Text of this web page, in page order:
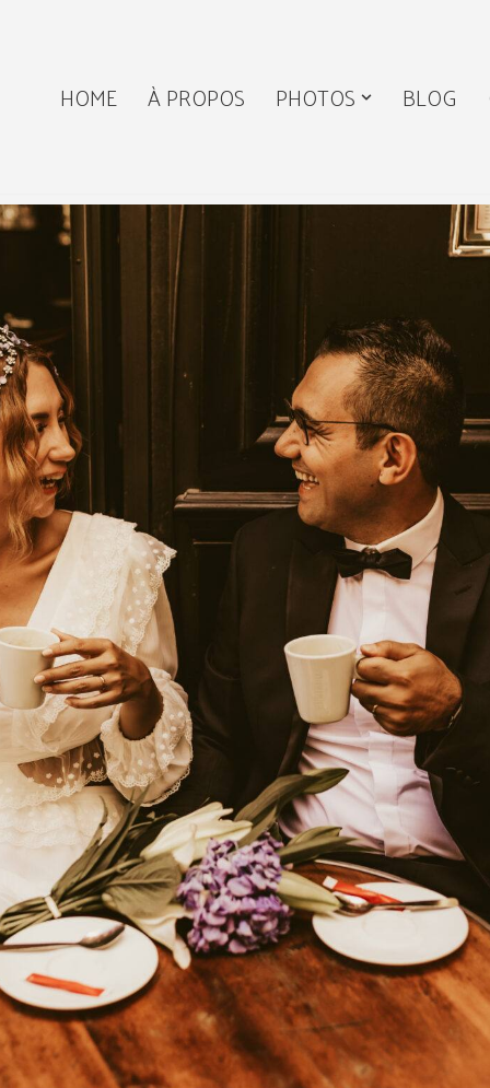
HOME À PROPOS PHOTOS BLOG